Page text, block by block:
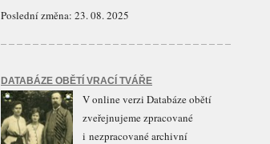
Poslední změna: 23. 08. 2025
DATABÁZE OBĚTÍ VRACÍ TVÁŘE
V online verzi Databáze obětí
zveřejnujeme zpracované
i nezpracované archivní